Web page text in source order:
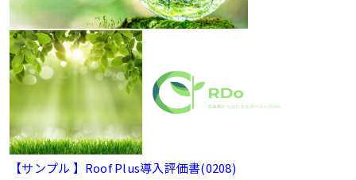
【サンプル 】Roof Plus導入評価書(0208)